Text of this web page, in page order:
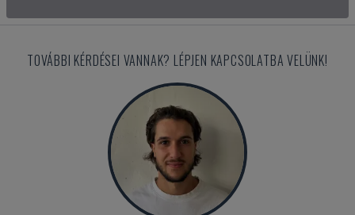
TOVÁBBI KÉRDÉSEI VANNAK? LÉPJEN KAPCSOLATBA VELÜNK!